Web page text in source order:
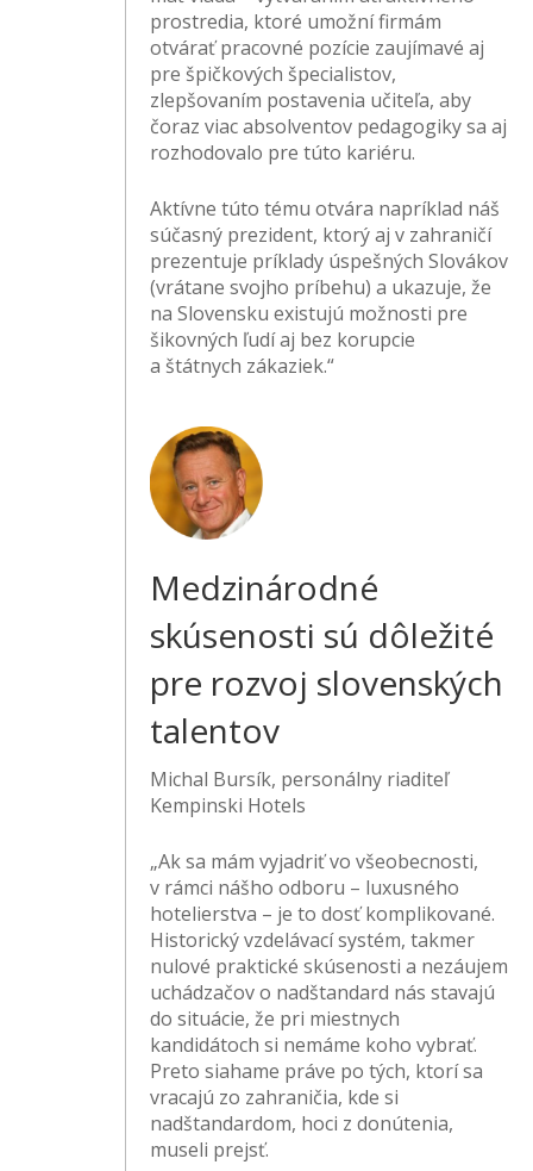
prostredia, ktoré umožní firmám
otvárať pracovné pozície zaujímavé aj
pre špičkových špecialistov,
zlepšovaním postavenia učiteľa, aby
čoraz viac absolventov pedagogiky sa aj
rozhodovalo pre túto kariéru.
Aktívne túto tému otvára napríklad náš
súčasný prezident, ktorý aj v zahraničí
prezentuje príklady úspešných Slovákov
(vrátane svojho príbehu) a ukazuje, že
na Slovensku existujú možnosti pre
šikovných ľudí aj bez korupcie
a štátnych zákaziek.“
Medzinárodné
skúsenosti sú dôležité
pre rozvoj slovenských
talentov
Michal Bursík, personálny riaditeľ
Kempinski Hotels
„Ak sa mám vyjadriť vo všeobecnosti,
v rámci nášho odboru – luxusného
hotelierstva – je to dosť komplikované.
Historický vzdelávací systém, takmer
nulové praktické skúsenosti a nezáujem
uchádzačov o nadštandard nás stavajú
do situácie, že pri miestnych
kandidátoch si nemáme koho vybrať.
Preto siahame práve po tých, ktorí sa
vracajú zo zahraničia, kde si
nadštandardom, hoci z donútenia,
museli prejsť.